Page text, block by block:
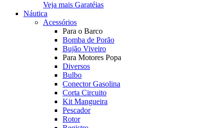
Veja mais Garatéias
Náutica
Acessórios
Para o Barco
Bomba de Porão
Bujão Viveiro
Para Motores Popa
Diversos
Bulbo
Conector Gasolina
Corta Circuito
Kit Mangueira
Pescador
Rotor